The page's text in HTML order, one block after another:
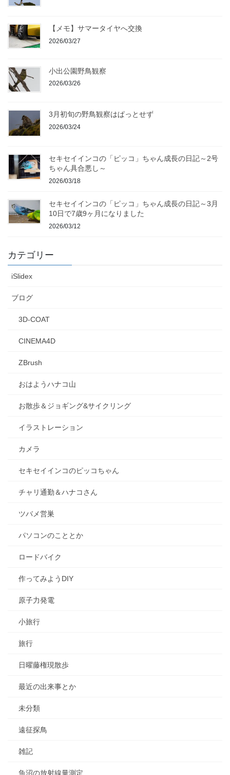
【メモ】サマータイヤへ交換
2026/03/27
小出公園野鳥観察
2026/03/26
3月初旬の野鳥観察はぱっとせず
2026/03/24
セキセイインコの「ピッコ」ちゃん成長の日記～2号
ちゃん具合悪し～
2026/03/18
セキセイインコの「ピッコ」ちゃん成長の日記～3月
10日で7歳9ヶ月になりました
2026/03/12
カテゴリー
iSlidex
ブログ
3D-COAT
CINEMA4D
ZBrush
おはようハナコ山
お散歩＆ジョギング&サイクリング
イラストレーション
カメラ
セキセイインコのピッコちゃん
チャリ通勤＆ハナコさん
ツバメ営巣
パソコンのこととか
ロードバイク
作ってみようDIY
原子力発電
小旅行
旅行
日曜藤権現散歩
最近の出来事とか
未分類
遠征探鳥
雑記
魚沼の放射線量測定